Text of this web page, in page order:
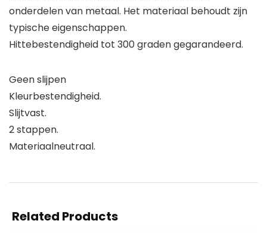
onderdelen van metaal. Het materiaal behoudt zijn
typische eigenschappen.
Hittebestendigheid tot 300 graden gegarandeerd.
Geen slijpen
Kleurbestendigheid.
Slijtvast.
2 stappen.
Materiaalneutraal.
Related Products